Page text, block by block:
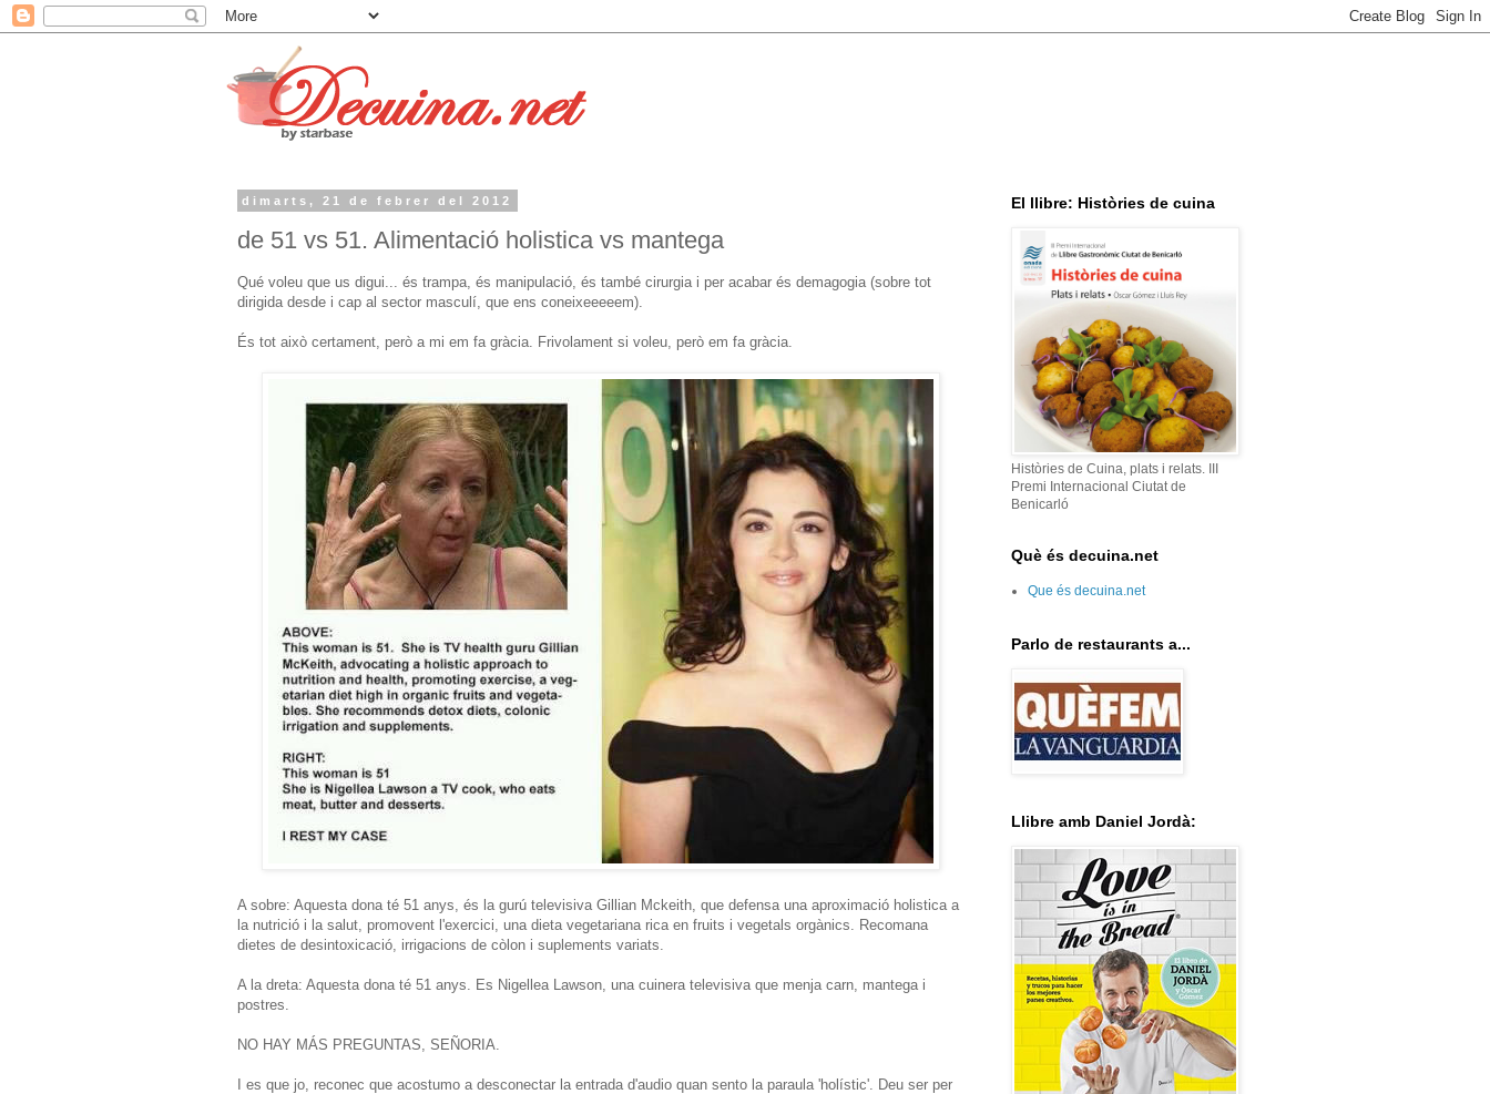
dimarts, 21 de febrer del 2012
de 51 vs 51. Alimentació holistica vs mantega
Qué voleu que us digui... és trampa, és manipulació, és també cirurgia i per acabar és demagogia (sobre tot
dirigida desde i cap al sector masculí, que ens coneixeeeeem).
És tot això certament, però a mi em fa gràcia. Frivolament si voleu, però em fa gràcia.
A sobre: Aquesta dona té 51 anys, és la gurú televisiva Gillian Mckeith, que defensa una aproximació holistica a
la nutrició i la salut, promovent l'exercici, una dieta vegetariana rica en fruits i vegetals orgànics. Recomana
dietes de desintoxicació, irrigacions de còlon i suplements variats.
A la dreta: Aquesta dona té 51 anys. Es Nigellea Lawson, una cuinera televisiva que menja carn, mantega i
postres.
NO HAY MÁS PREGUNTAS, SEÑORIA.
I es que jo, reconec que acostumo a desconectar la entrada d'audio quan sento la paraula 'holístic'. Deu ser per
El llibre: Històries de cuina
Històries de Cuina, plats i relats. III
Premi Internacional Ciutat de
Benicarló
Què és decuina.net
Que és decuina.net
Parlo de restaurants a...
Llibre amb Daniel Jordà: